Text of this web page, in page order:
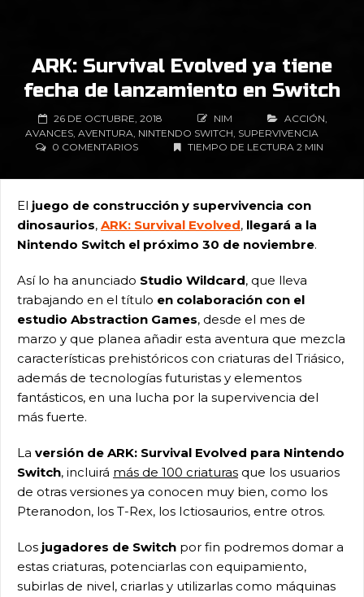
ARK: Survival Evolved ya tiene
fecha de lanzamiento en Switch
26 DE OCTUBRE, 2018 NIM ACCIÓN,
AVANCES, AVENTURA, NINTENDO SWITCH, SUPERVIVENCIA
TIEMPO DE LECTURA 2 MIN
0 COMENTARIOS
El juego de construcción y supervivencia con
dinosaurios, ARK: Survival Evolved, llegará a la
Nintendo Switch el próximo 30 de noviembre.
Así lo ha anunciado Studio Wildcard, que lleva
trabajando en el título en colaboración con el
estudio Abstraction Games, desde el mes de
marzo y que planea añadir esta aventura que mezcla
características prehistóricos con criaturas del Triásico,
además de tecnologías futuristas y elementos
fantásticos, en una lucha por la supervivencia del
más fuerte.
La versión de ARK: Survival Evolved para Nintendo
Switch, incluirá más de 100 criaturas que los usuarios
de otras versiones ya conocen muy bien, como los
Pteranodon, los T-Rex, los Ictiosaurios, entre otros.
Los jugadores de Switch por fin podremos domar a
estas criaturas, potenciarlas con equipamiento,
subirlas de nivel, criarlas y utilizarlas como máquinas